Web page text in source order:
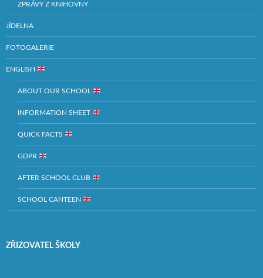
ZPRÁVY Z KNIHOVNY
JÍDELNA
FOTOGALERIE
ENGLISH
ABOUT OUR SCHOOL
INFORMATION SHEET
QUICK FACTS
GDPR
AFTER SCHOOL CLUB
SCHOOL CANTEEN
ZŘIZOVATEL ŠKOLY